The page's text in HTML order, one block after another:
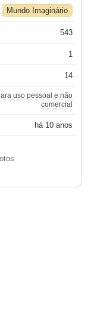
Mundo Imaginário
543
1
14
uso pessoal e não
comercial
há 10 anos